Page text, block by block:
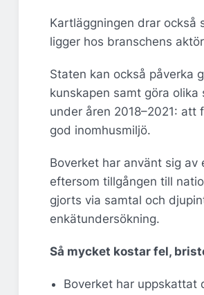
Kartläggningen drar
ligger hos branschens
Staten kan också påverka
kunskapen samt göra
under åren 2018–2021:
god inomhusmiljö.
Boverket har använt sig
eftersom tillgången till
gjorts via samtal och
enkätundersökning.
Så mycket kostar fel,
Boverket har uppskattat